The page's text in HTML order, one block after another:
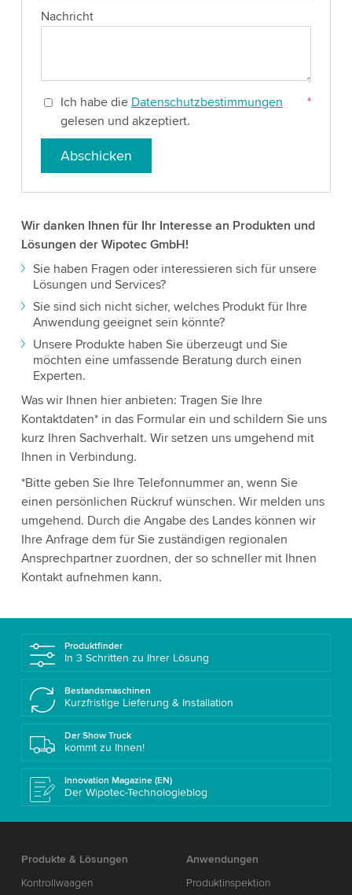
Nachricht
Ich habe die Datenschutzbestimmungen
gelesen und akzeptiert.
*
Abschicken
Wir danken Ihnen für Ihr Interesse an Produkten und
Lösungen der Wipotec GmbH!
Sie haben Fragen oder interessieren sich für unsere
Lösungen und Services?
Sie sind sich nicht sicher, welches Produkt für Ihre
Anwendung geeignet sein könnte?
Unsere Produkte haben Sie überzeugt und Sie
möchten eine umfassende Beratung durch einen
Experten.
Was wir Ihnen hier anbieten: Tragen Sie Ihre
Kontaktdaten* in das Formular ein und schildern Sie uns
kurz Ihren Sachverhalt. Wir setzen uns umgehend mit
Ihnen in Verbindung.
*Bitte geben Sie Ihre Telefonnummer an, wenn Sie
einen persönlichen Rückruf wünschen. Wir melden uns
umgehend. Durch die Angabe des Landes können wir
Ihre Anfrage dem für Sie zuständigen regionalen
Ansprechpartner zuordnen, der so schneller mit Ihnen
Kontakt aufnehmen kann.
Produktfinder
In 3 Schritten zu Ihrer Lösung
Bestandsmaschinen
Kurzfristige Lieferung & Installation
Der Show Truck
kommt zu Ihnen!
Innovation Magazine (EN)
Der Wipotec-Technologieblog
Produkte & Lösungen
Kontrollwaagen
Anwendungen
Produktinspektion